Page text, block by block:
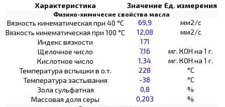
Характеристика Значение Ед. измерения
Физико-химичесие свойства масла
Вязкость кинематическая при 40 °С 69,9
мм2/с
Вязкость кинематическая при 100 °С
12,08
мм2/с
Индекс вязкости
171
Щелочное число
7,16
мг. КОН на 1 г.
Кислотное число
1,34
мг. КОН на 1 г.
Температура вспышки в о.т.
228
°C
Температура застывания
-38
°C
Зола сульфатная
0,8
%
Массовая доля серы
0,203 %